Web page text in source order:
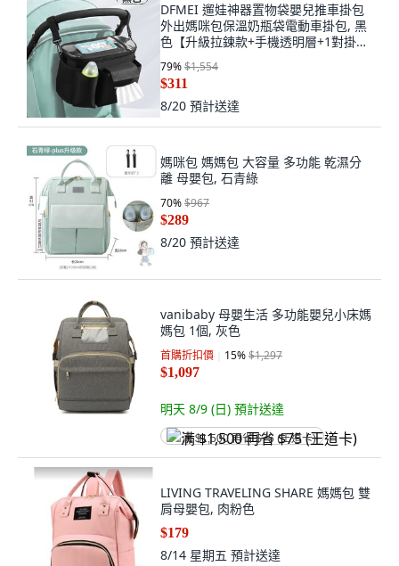
DFMEI 遛娃神器置物袋嬰兒推車掛包
外出媽咪包保溫奶瓶袋電動車掛包, 黑
色【升級拉鍊款+手機透明層+1對掛鉤
+揹帶】
79%$1,554
$311
8/20 預計送達
媽咪包 媽媽包 大容量 多功能 乾濕分
離 母嬰包, 石青綠
70%$967
$289
8/20 預計送達
vanibaby 母嬰生活 多功能嬰兒小床媽
媽包 1個, 灰色
首購折扣價 15%$1,297
$1,097
明天 8/9 (日) 預計送達
满 $1,500 再省 $75 (王道卡)
LIVING TRAVELING SHARE 媽媽包 雙
肩母嬰包, 肉粉色
$179
8/14 星期五 預計送達